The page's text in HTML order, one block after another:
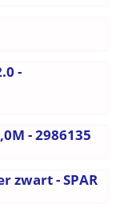
-
- 2986135
zwart - SPAR